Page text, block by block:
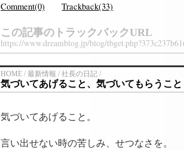
Comment(0) Trackback(33)
この記事のトラックバックURL
https://www.dreamblog.jp/blog/
HOME / 最新情報 / 社長の日記 /
気づいてあげること、気づいてもらうこと
気づいてあげること。
言い出せない時の苦しみ、せつなさを。